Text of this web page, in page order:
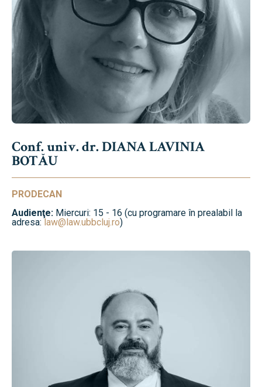
Conf. univ. dr. DIANA LAVINIA
BOTĂU
PRODECAN
Audienţe: Miercuri: 15 - 16 (cu programare în prealabil la
adresa: law@law.ubbcluj.ro)